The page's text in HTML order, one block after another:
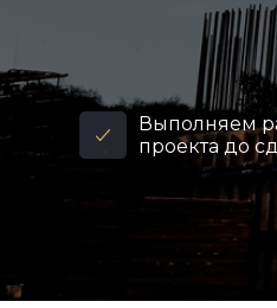
Выполняем
проекта до